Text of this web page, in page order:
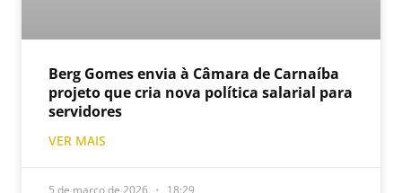
Berg Gomes envia à Câmara de Carnaíba
projeto que cria nova política salarial para
servidores
VER MAIS
5 de março de 2026 18:29